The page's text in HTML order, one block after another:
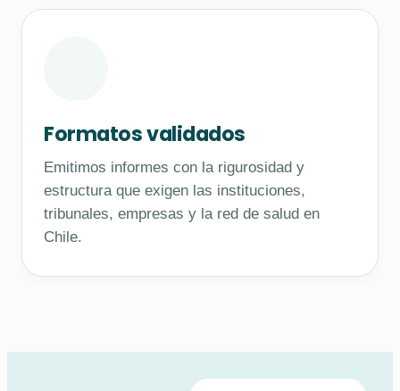
Formatos validados
Emitimos informes con la rigurosidad y
estructura que exigen las instituciones,
tribunales, empresas y la red de salud en
Chile.